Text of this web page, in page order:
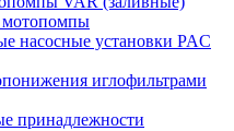
мотопомпы
насосные установки PAC
иглофильтрами
принадлежности